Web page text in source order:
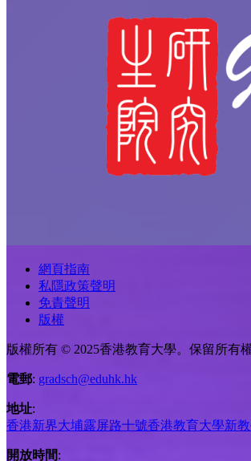
網頁指南
私隱政策聲明
免責聲明
版權
版權所有 © 2025香港教育大學。保留所有權
電郵: gradsch@eduhk.hk
地址:
香港新界大埔露屏路十號香港教育大學新
開放時間: